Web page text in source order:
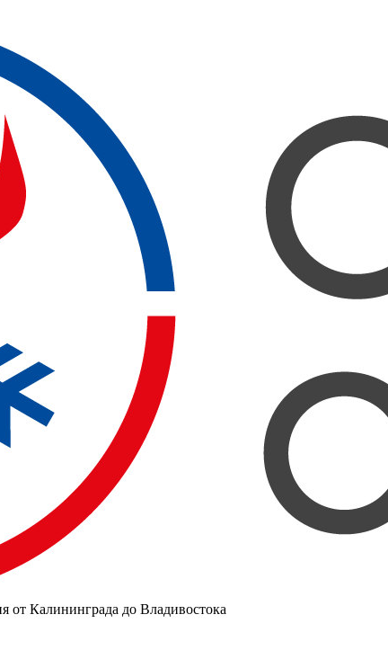
от Калининграда до Владивостока